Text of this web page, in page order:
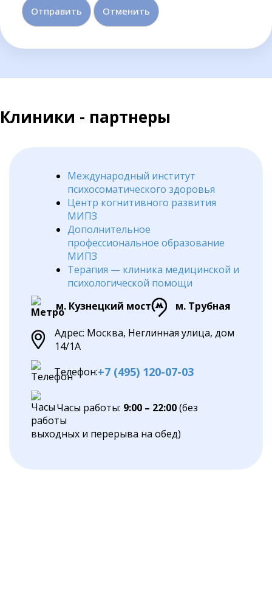
Отменить
Клиники - партнеры
Международный институт
психосоматического здоровья
Центр когнитивного развития
МИПЗ
Дополнительное
профессиональное образование
МИПЗ
Терапия — клиника медицинской и
психологической помощи
м. Кузнецкий мост
м. Трубная
Адрес: Москва, Неглинная улица, дом
14/1А
Телефон:+7 (495) 120-07-03
Часы работы: 9:00 – 22:00(без
выходных и перерыва на обед)